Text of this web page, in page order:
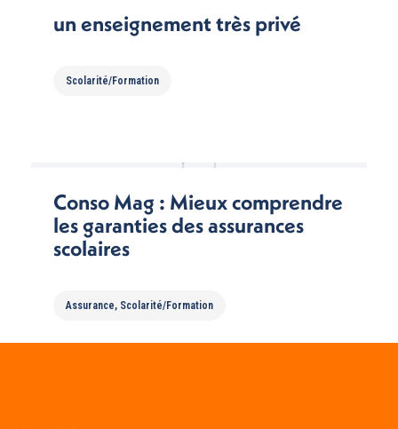
un enseignement très privé
Scolarité/Formation
Conso Mag : Mieux comprendre
les garanties des assurances
scolaires
Assurance, Scolarité/Formation